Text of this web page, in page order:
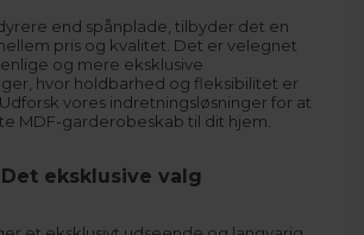
end spånplade, tilbyder det en
pris og kvalitet. Det er velegnet
og mere eksklusive
hvor holdbarhed og fleksibilitet er
vores indretningsløsninger for at
MDF-garderobeskab til dit hjem.
eksklusive valg